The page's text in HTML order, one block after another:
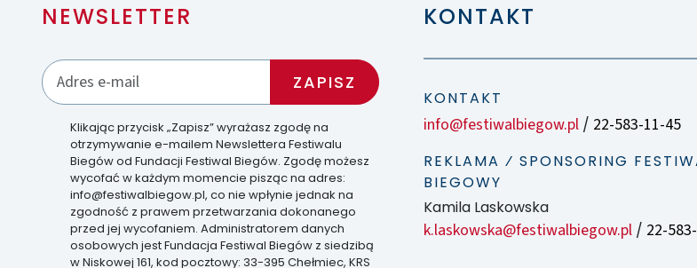
NEWSLETTER
Klikając przycisk „Zapisz” wyrażasz zgodę na
otrzymywanie e-mailem Newslettera Festiwalu
Biegów od Fundacji Festiwal Biegów. Zgodę możesz
wycofać w każdym momencie pisząc na adres:
info@festiwalbiegow.pl, co nie wpłynie jednak na
zgodność z prawem przetwarzania dokonanego
przed jej wycofaniem. Administratorem danych
osobowych jest Fundacja Festiwal Biegów z siedzibą
w Niskowej 161, kod pocztowy: 33-395 Chełmiec, KRS
KONTAKT
KONTAKT
info@festiwalbiegow.pl/ 22-583-11-45
REKLAMA ⁄ SPONSORING
BIEGOWY
Kamila Laskowska
k.laskowska@festiwalbiegow.pl/ 22-